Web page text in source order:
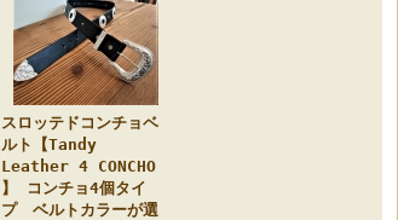
スロッテドコンチョベ
ルト【Tandy
Leather 4 CONCHO
】 コンチョ4個タイ
プ ベルトカラーが選